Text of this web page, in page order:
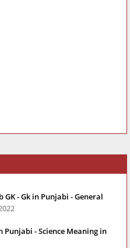
- Gk in Punjabi - General
Punjabi - Science Meaning in